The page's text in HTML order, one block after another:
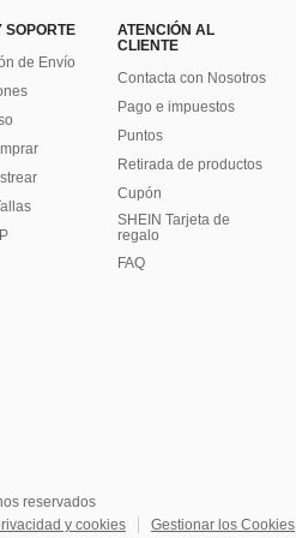
SOPORTE
de Envío
ATENCIÓN AL
CLIENTE
Contacta con Nosotros
Pago e impuestos
Puntos
Retirada de productos
Cupón
SHEIN Tarjeta de
regalo
FAQ
reservados
y cookies Gestionar los Cookies